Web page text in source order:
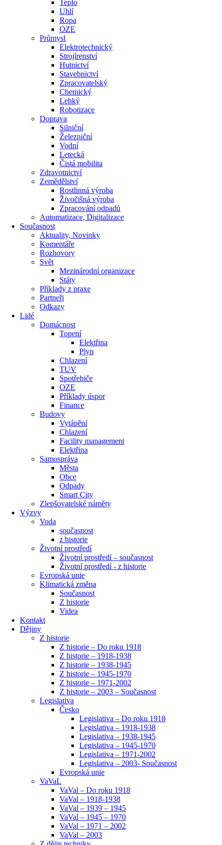
Teplo
Uhlí
Ropa
OZE
Průmysl
Elektrotechnický
Strojírenství
Hutnictví
Stavebnictví
Zpracovatelský
Chemický
Lehký
Robotizace
Doprava
Silniční
Železniční
Vodní
Letecká
Čistá mobilita
Zdravotnictví
Zemědělství
Rostlinná výroba
Živočišná výroba
Zpracování odpadů
Automatizace, Digitalizace
Současnost
Aktuality, Novinky
Komentáře
Rozhovory
Svět
Mezinárodní organizace
Státy
Příklady z praxe
Partneři
Odkazy
Lidé
Domácnost
Topení
Elektřina
Plyn
Chlazení
TUV
Spotřebiče
OZE
Příklady úspor
Finance
Budovy
Vytápění
Chlazení
Facility management
Elektřina
Samospráva
Města
Obce
Odpady
Smart City
Zlepšovatelské náměty
Výzvy
Voda
současnost
z historie
Životní prostředí
Životní prostředí – současnost
Životní prostředí ​- z historie
Evropská unie
Klimatická změna
Současnost
Z historie
Videa
Kontakt
Dějiny
Z historie
Z historie – Do roku 1918
Z historie – 1918-1938
Z historie – 1938-1945
Z historie – 1945-1970
Z historie – 1971-2002
Z historie – 2003 – Současnost
Legislativa
Česko
Legislativa – Do roku 1918
Legislativa – 1918-1938
Legislativa – 1938-1945
Legislativa – 1945-1970
Legislativa – 1971-2002
Legislativa – 2003- Současnost
Evropská unie
VaVaL
VaVal – Do roku 1918
VaVal – 1918-1938
VaVal – 1939 – 1945
VaVal – 1945 – 1970
VaVal – 1971 – 2002
VaVal – 2003